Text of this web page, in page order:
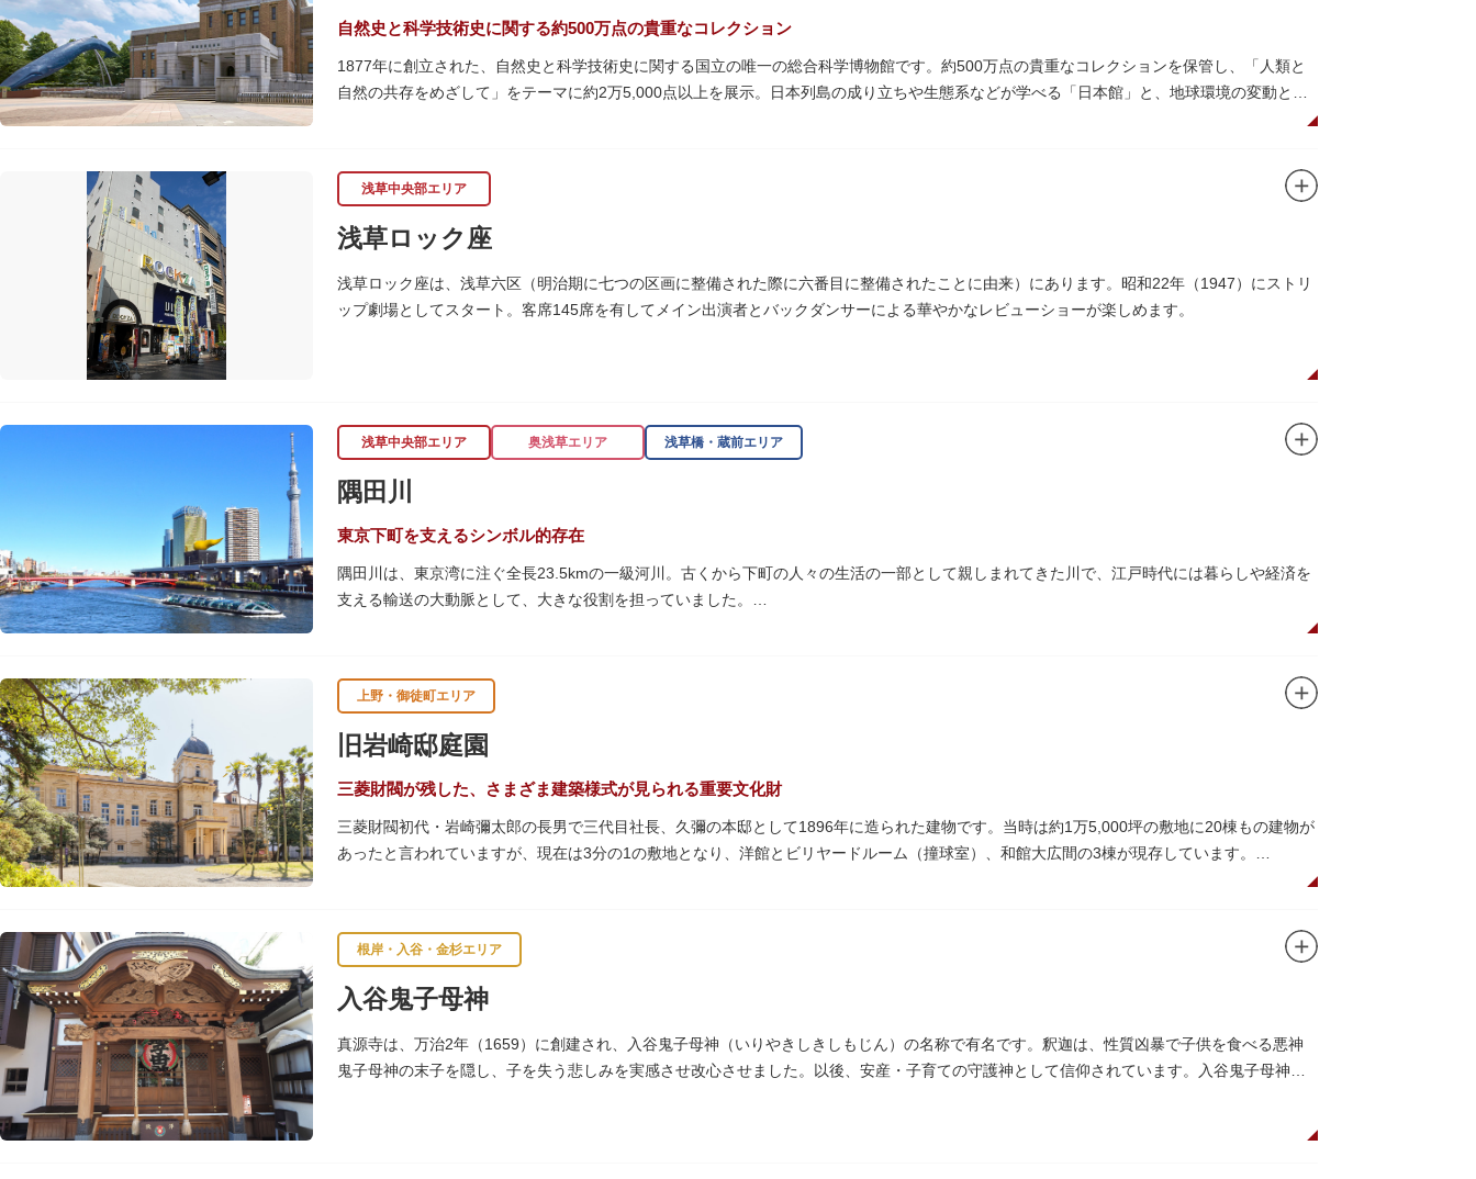
自然史と科学技術史に関する約500万点の貴重なコレクション
1877年に創立された、自然史と科学技術史に関する国立の唯一の総合科学博物館です。約500万点の貴重なコレクションを保管し、「人類と
自然の共存をめざして」をテーマに約2万5,000点以上を展示。日本列島の成り立ちや生態系などが学べる「日本館」と、地球環境の変動と生
の地球の100万分の1の大きさ）のドームの内側すべてがスクリーンになっている世界初のシアターで、月ごとに変わるオリジナル映像を上映
しています。
楽しみながら学習できるイベント企画や、恐竜をはじめとした様々な実物標本、子ども向けのコーナーもあり、お子様連れでも楽しめる博物
館です。
また、国立科学博物館では、日本およびアジアにおける科学系博物館の中核施設として、調査研究、標本資料の収集・保管・活用、展示・学
浅草中央部エリア
浅草ロック座
浅草ロック座は、浅草六区（明治期に七つの区画に整備された際に六番目に整備されたことに由来）にあります。昭和22年（1947）にストリ
ップ劇場としてスタート。客席145席を有してメイン出演者とバックダンサーによる華やかなレビューショーが楽しめます。
浅草中央部エリア 奥浅草エリア 浅草橋・蔵前エリア
隅田川
東京下町を支えるシンボル的存在
隅田川は、東京湾に注ぐ全長23.5kmの一級河川。古くから下町の人々の生活の一部として親しまれてきた川で、江戸時代には暮らしや経済を
支える輸送の大動脈として、大きな役割を担っていました。
す。
川沿いには「隅田川テラス」と呼ばれる遊歩道も整備されています。心地よい風に吹かれながら、緑化が施された遊歩道で散歩やジョギング
を楽しんだ後は、オープンカフェでほっと一息つくのもおすすめです。
隅田川にかかる橋々も、それぞれ特徴的な形をしていて見応えは抜群。せっかくなら水上バスに乗船して、優雅に観察してみてはいかがでし
上野・御徒町エリア
旧岩崎邸庭園
三菱財閥が残した、さまざま建築様式が見られる重要文化財
三菱財閥初代・岩崎彌太郎の長男で三代目社長、久彌の本邸として1896年に造られた建物です。当時は約1万5,000坪の敷地に20棟もの建物が
あったと言われていますが、現在は3分の1の敷地となり、洋館とビリヤードルーム（撞球室）、和館大広間の3棟が現存しています。
鹿鳴館の建築家として知られるジョサイア・コンドルによって設計された西洋木造建築の洋館で、館内の随所に見事なジャコビアン様式の装
飾が施されています。
【撞球室】
当時の日本では非常に珍しいスイスの山小屋風の撞球室（ビリヤード場）で、洋館から地下道でつながっています。通常は非公開ですが、毎
月15日（10月のみ10/16）に先着順で限定公開されています。
根岸・入谷・金杉エリア
入谷鬼子母神
真源寺は、万治2年（1659）に創建され、入谷鬼子母神（いりやきしきしもじん）の名称で有名です。釈迦は、性質凶暴で子供を食べる悪神
鬼子母神の末子を隠し、子を失う悲しみを実感させ改心させました。以後、安産・子育ての守護神として信仰されています。入谷鬼子母神で